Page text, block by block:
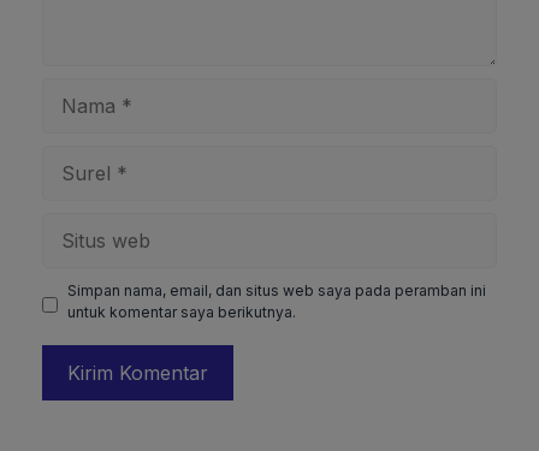
web
Simpan nama, email, dan situs web saya pada peramban ini
untuk komentar saya berikutnya.